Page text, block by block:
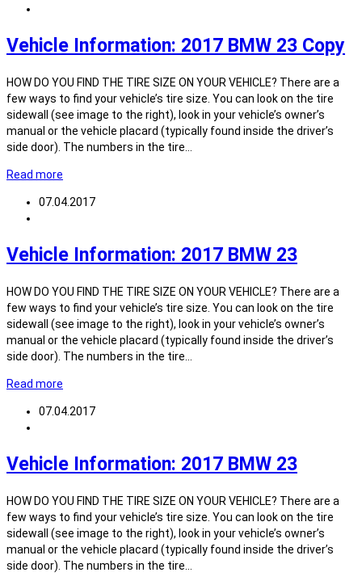
Vehicle Information: 2017 BMW 23 Copy
HOW DO YOU FIND THE TIRE SIZE ON YOUR VEHICLE? There are a
few ways to find your vehicle’s tire size. You can look on the tire
sidewall (see image to the right), look in your vehicle’s owner’s
manual or the vehicle placard (typically found inside the driver’s
side door). The numbers in the tire…
Read more
07.04.2017
Vehicle Information: 2017 BMW 23
HOW DO YOU FIND THE TIRE SIZE ON YOUR VEHICLE? There are a
few ways to find your vehicle’s tire size. You can look on the tire
sidewall (see image to the right), look in your vehicle’s owner’s
manual or the vehicle placard (typically found inside the driver’s
side door). The numbers in the tire…
Read more
07.04.2017
Vehicle Information: 2017 BMW 23
HOW DO YOU FIND THE TIRE SIZE ON YOUR VEHICLE? There are a
few ways to find your vehicle’s tire size. You can look on the tire
sidewall (see image to the right), look in your vehicle’s owner’s
manual or the vehicle placard (typically found inside the driver’s
side door). The numbers in the tire…